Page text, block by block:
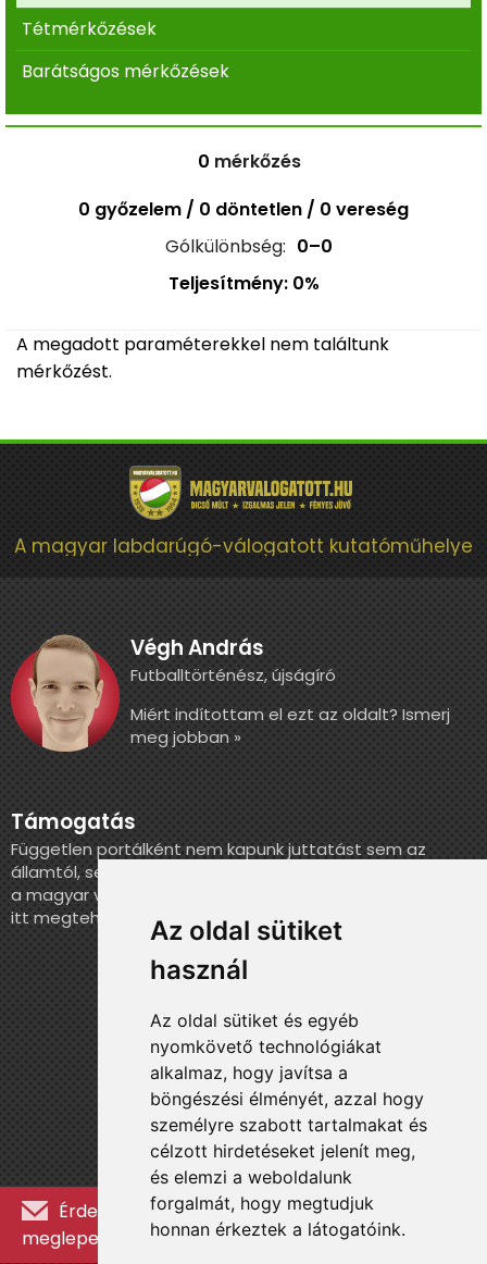
Az oldal sütiket
használ
Az oldal sütiket és egyéb
nyomkövető technológiákat
alkalmaz, hogy javítsa a
böngészési élményét, azzal hogy
személyre szabott tartalmakat és
célzott hirdetéseket jelenít meg,
és elemzi a weboldalunk
forgalmát, hogy megtudjuk
honnan érkeztek a látogatóink.
Tétmérkőzések
Barátságos mérkőzések
0 mérkőzés
0 győzelem / 0 döntetlen / 0 vereség
Gólkülönbség: 0–0
Teljesítmény: 0%
A megadott paraméterekkel nem találtunk
mérkőzést.
A magyar labdarúgó-válogatott kutatóműhelye
Végh András
Futballtörténész, újságíró
Miért indítottam el ezt az oldalt? Ismerj
meg jobban »
Támogatás
Független portálként nem kapunk juttatást sem az
államtól, sem más szervezettől. Ha szeretnél segíteni
a magyar válogatott történelmének feldolgozásában,
itt megteheted.
Érdekességekért, kulisszatitkokért és
meglepetésekért iratkozz fel a hírlevélre »